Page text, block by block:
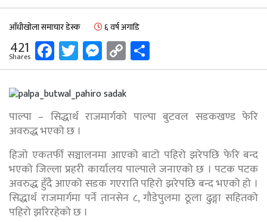
आँधीखोला समाचार डेस्क ६ वर्ष अगाडि
421
Shares Facebook
Twitter
Messenger
Copy
Link
पाल्पा – सिद्धार्थ राजमार्गकाे पाल्पा बुटवल सडकखण्ड फेरि
अवरुद्ध भएको छ ।
हिजो एकतर्फी सञ्चालनमा आएको बाटो पहिरो झरेपछि फेरि बन्द
भएको जिल्ला प्रहरी कार्यालय पाल्पाले जनाएको छ । पटक पटक
अवरुद्ध हुँदै आएको सडक गएराति पहिरो झरेपछि बन्द भएको हो ।
सिद्धार्थ राजमार्गमा पर्ने तानसेन ८, गौडेपुलमा ठूला ढुङ्गा सहितको
पहिरो झरिरहेको छ ।